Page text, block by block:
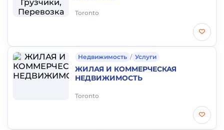
Toronto
Недвижимость / Услуги
ЖИЛАЯ И КОММЕРЧЕСКАЯ
НЕДВИЖИМОСТЬ
Toronto